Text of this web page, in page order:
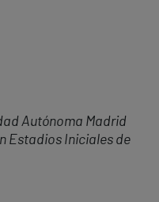
Autónoma Madrid
Estadios Iniciales de